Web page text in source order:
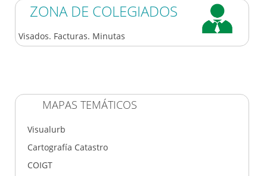
ZONA DE COLEGIADOS
Visados. Facturas. Minutas
MAPAS TEMÁTICOS
Visualurb
Cartografía Catastro
COIGT